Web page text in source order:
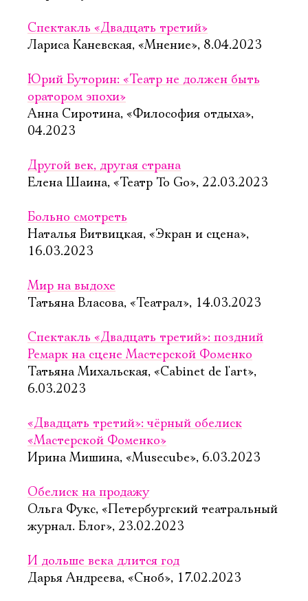
Спектакль «Двадцать третий»
Лариса Каневская, «Мнение», 8.04.2023
Юрий Буторин: «Театр не должен быть
оратором эпохи»
Анна Сиротина, «Философия отдыха»,
04.2023
Другой век, другая страна
Елена Шаина, «Театр To Go», 22.03.2023
Больно смотреть
Наталья Витвицкая, «Экран и сцена»,
16.03.2023
Мир на выдохе
Татьяна Власова, «Театрал», 14.03.2023
Спектакль «Двадцать третий»: поздний
Ремарк на сцене Мастерской Фоменко
Татьяна Михальская, «Cabinet de l'art»,
6.03.2023
«Двадцать третий»: чёрный обелиск
«Мастерской Фоменко»
Ирина Мишина, «Musecube», 6.03.2023
Обелиск на продажу
Ольга Фукс, «Петербургский театральный
журнал. Блог», 23.02.2023
И дольше века длится год
Дарья Андреева, «Сноб», 17.02.2023